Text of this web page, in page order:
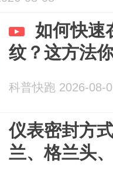
如何快速
纹？这方法
科普快跑 2026-08-
仪表密封方
兰、格兰头